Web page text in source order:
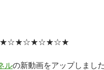
ルの新動画をアップしまし